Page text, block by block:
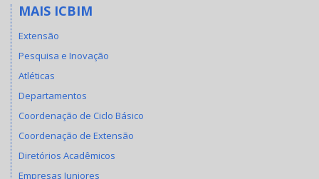
MAIS ICBIM
Extensão
Pesquisa e Inovação
Atléticas
Departamentos
Coordenação de Ciclo Básico
Coordenação de Extensão
Diretórios Acadêmicos
Empresas Juniores